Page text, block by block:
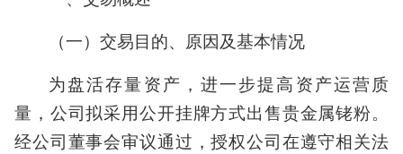
（一）交易目的、原因及基本情况
为盘活存量资产，进一步提高资产运营质
量，公司拟采用公开挂牌方式出售贵金属铑粉。
经公司董事会审议通过，授权公司在遵守相关法